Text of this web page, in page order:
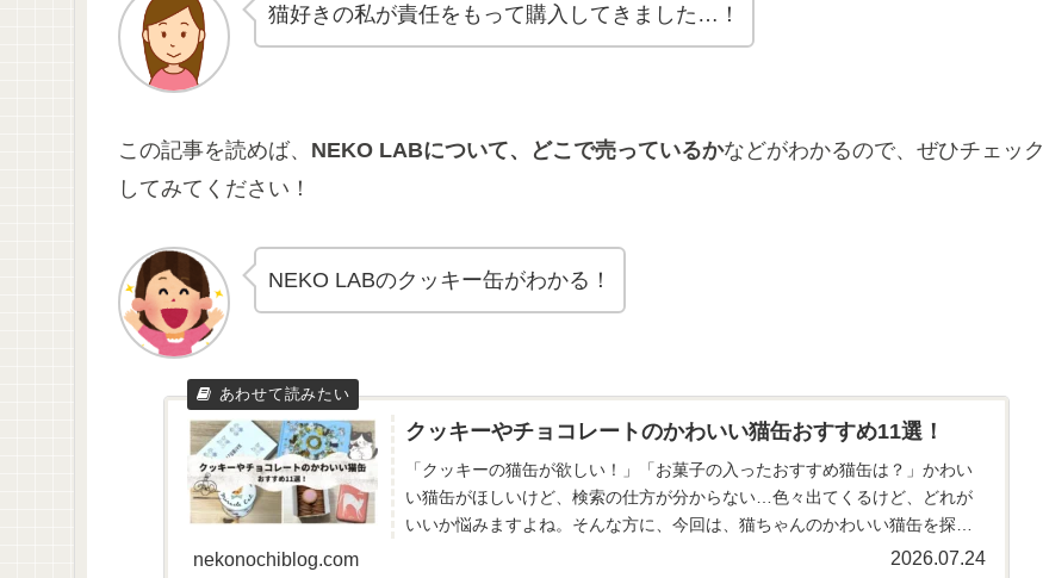
猫好きの私が責任をもって購入してきました…！
この記事を読めば、 NEKO LABについて、どこで売っているかなどがわかるので、ぜひチェック
してみてください！
NEKO LABのクッキー缶がわかる！
クッキーやチョコレートのかわいい猫缶おすすめ11選！
「クッキーの猫缶が欲しい！」「お菓子の入ったおすすめ猫缶は？」かわい
い猫缶がほしいけど、検索の仕方が分からない…色々出てくるけど、どれが
いいか悩みますよね。そんな方に、今回は、猫ちゃんのかわいい猫缶を探し
nekonochiblog.com 2026.07.24